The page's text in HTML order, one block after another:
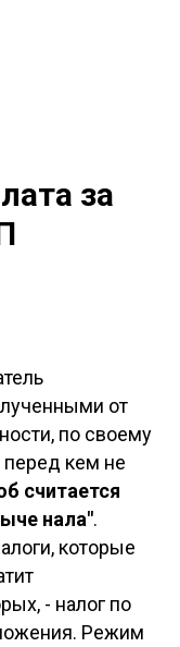
за
от
по своему
кем не
считается
нала".
которые
- налог по
Режим